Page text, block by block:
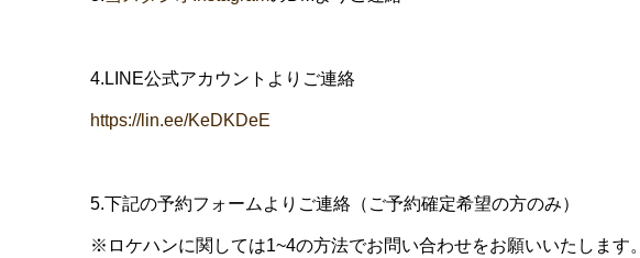
4.LINE公式アカウントよりご連絡
https://lin.ee/KeDKDeE
5.下記の予約フォームよりご連絡（ご予約確定希望の方のみ）
※ロケハンに関しては1~4の方法でお問い合わせをお願いいたします。